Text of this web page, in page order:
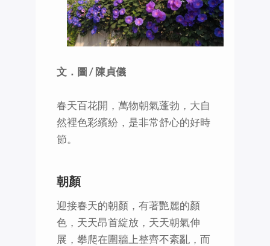
文．圖 / 陳貞儀
春天百花開，萬物朝氣蓬勃，大自
然裡色彩繽紛，是非常舒心的好時
節。
朝顏
迎接春天的朝顏，有著艷麗的顏
色，天天昂首綻放，天天朝氣伸
展，攀爬在圍牆上整齊不紊亂，而